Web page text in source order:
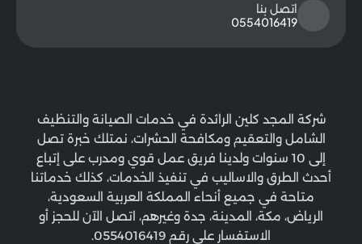
اتصل بنا
0554016419
شركة المجد كلين الرائدة في خدمات الصيانة والتنظيف
الشامل والتعقيم ومكافحة الحشرات، نمتلك خبرة تصل
إلى 10 سنوات ولدينا فريق عمل قوي ومدرب على إتباع
أحدث الطرق والاساليب في تنفيذ الخدمات، كذلك خدماتنا
متاحة في جميع أنحاء المملكة العربية السعودية،
الرياض، مكة، المدينة، جدة وغيرهم، اتصل الآن للحجز أو
الاستفسار على رقم 0554016419.